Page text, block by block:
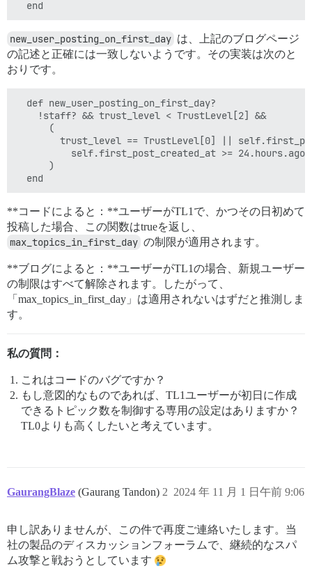
new_user_posting_on_first_day は、上記のブログページ
の記述と正確には一致しないようです。その実装は次のと
おりです。
  def new_user_posting_on_first_day?
    !staff? && trust_level < TrustLevel[2] &&
      (
trust_level == TrustLevel[0] ||
          self.first_post_created_at >= 24.hours.ago
      )
**コードによると：**ユーザーがTL1で、かつその日初めて
投稿した場合、この関数はtrueを返し、
max_topics_in_first_day の制限が適用されます。
**ブログによると：**ユーザーがTL1の場合、新規ユーザー
の制限はすべて解除されます。したがって、
「max_topics_in_first_day」は適用されないはずだと推測しま
す。
私の質問：
これはコードのバグですか？
もし意図的なものであれば、TL1ユーザーが初日に作成
できるトピック数を制御する専用の設定はありますか？
TL0よりも高くしたいと考えています。
GaurangBlaze (Gaurang Tandon) 2024 年 11 月 1 日午前 9:06
2
申し訳ありませんが、この件で再度ご連絡いたします。当
社の製品のディスカッションフォーラムで、継続的なスパ
ム攻撃と戦おうとしています